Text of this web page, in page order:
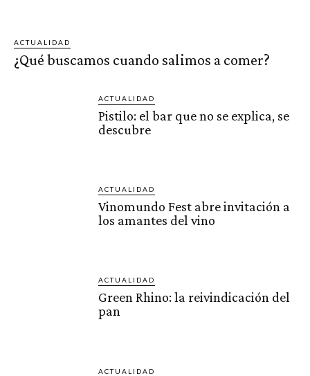
ACTUALIDAD
¿Qué buscamos cuando salimos a comer?
ACTUALIDAD
Pistilo: el bar que no se explica, se
descubre
ACTUALIDAD
Vinomundo Fest abre invitación a
los amantes del vino
ACTUALIDAD
Green Rhino: la reivindicación del
pan
ACTUALIDAD